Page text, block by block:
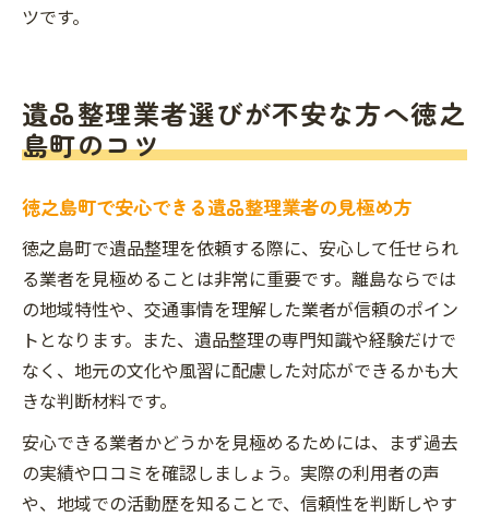
ツです。
遺品整理業者選びが不安な方へ徳之
島町のコツ
徳之島町で安心できる遺品整理業者の見極め方
徳之島町で遺品整理を依頼する際に、安心して任せられ
る業者を見極めることは非常に重要です。離島ならでは
の地域特性や、交通事情を理解した業者が信頼のポイン
トとなります。また、遺品整理の専門知識や経験だけで
なく、地元の文化や風習に配慮した対応ができるかも大
きな判断材料です。
安心できる業者かどうかを見極めるためには、まず過去
の実績や口コミを確認しましょう。実際の利用者の声
や、地域での活動歴を知ることで、信頼性を判断しやす